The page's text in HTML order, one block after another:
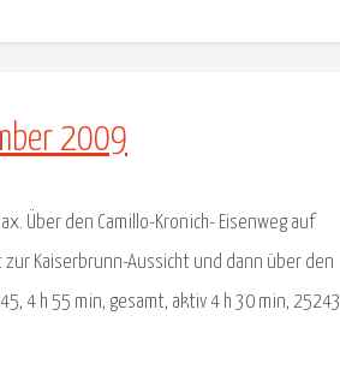
2009
Über den Camillo-Kronich- Eisenweg auf
Kaiserbrunn-Aussicht und dann über den
4 h 55 min, gesamt, aktiv 4 h 30 min, 25243